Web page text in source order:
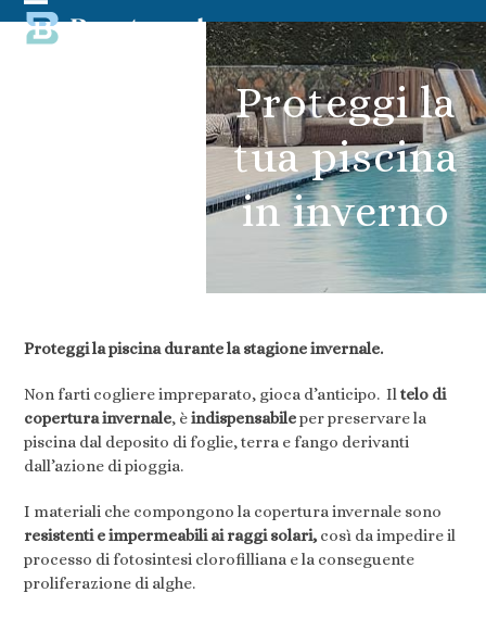
Skip
Open
Close
Proteggi la
tua piscina
in inverno
Proteggi la piscina durante la stagione invernale.
Non farti cogliere impreparato, gioca d’anticipo. Iltelo di
copertura invernale, èindispensabileper preservare la
piscina dal deposito di foglie, terra e fango derivanti
dall’azione di pioggia.
I materiali che compongono la copertura invernale sono
resistenti e impermeabili ai raggi solari, così da impedire il
processo di fotosintesi clorofilliana e la conseguente
proliferazione di alghe.